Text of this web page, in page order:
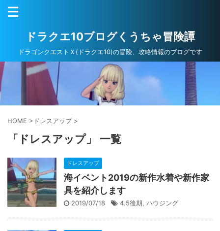
ドラクエ10ブログくうちゃ冒険譚
ドラゴンクエストＸ(ドラクエ10)の冒険、攻略情報のブログです
HOME > ドレスアップ >
「ドレスアップ」 一覧
ドレスアップ
海イベント2019の新作水着や新作家
具を紹介します
2019/07/18 4.5後期, ハウジング